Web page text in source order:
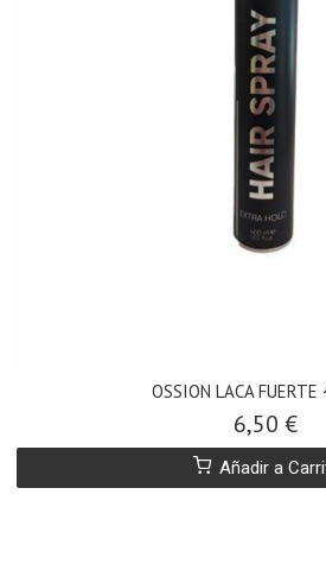
OSSION LACA FUERTE
6,50 €
Añadir a